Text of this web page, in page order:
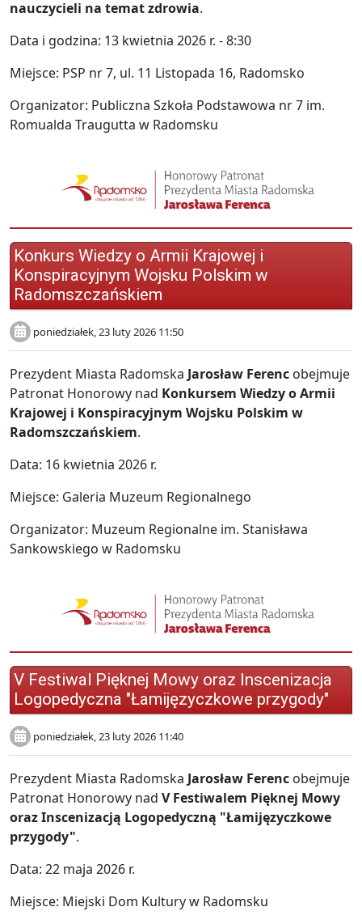
nauczycieli na temat zdrowia.
Data i godzina: 13 kwietnia 2026 r. - 8:30
Miejsce: PSP nr 7, ul. 11 Listopada 16, Radomsko
Organizator: Publiczna Szkoła Podstawowa nr 7 im.
Romualda Traugutta w Radomsku
Konkurs Wiedzy o Armii Krajowej i
Konspiracyjnym Wojsku Polskim w
Radomszczańskiem
poniedziałek, 23 luty 2026 11:50
Prezydent Miasta Radomska Jarosław Ferenc obejmuje
Patronat Honorowy nad Konkursem Wiedzy o Armii
Krajowej i Konspiracyjnym Wojsku Polskim w
Radomszczańskiem.
Data: 16 kwietnia 2026 r.
Miejsce: Galeria Muzeum Regionalnego
Organizator: Muzeum Regionalne im. Stanisława
Sankowskiego w Radomsku
V Festiwal Pięknej Mowy oraz Inscenizacja
Logopedyczna "Łamijęzyczkowe przygody"
poniedziałek, 23 luty 2026 11:40
Prezydent Miasta Radomska Jarosław Ferenc obejmuje
Patronat Honorowy nad V Festiwalem Pięknej Mowy
oraz Inscenizacją Logopedyczną "Łamijęzyczkowe
przygody".
Data: 22 maja 2026 r.
Miejsce: Miejski Dom Kultury w Radomsku